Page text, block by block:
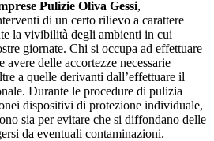
Pulizie Oliva Gessi,
di un certo rilievo a carattere
la vivibilità degli ambienti in cui
giornate. Chi si occupa ad effettuare
delle accortezze necessarie
a quelle derivanti dall’effettuare il
Durante le procedure di pulizia
dispositivi di protezione individuale,
sia per evitare che si diffondano delle
da eventuali contaminazioni.